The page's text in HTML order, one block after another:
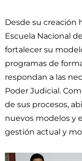
Desde su creación
Escuela Nacional
fortalecer su
programas de
respondan a las
Poder Judicial.
de sus procesos,
nuevos modelos y
gestión actual y